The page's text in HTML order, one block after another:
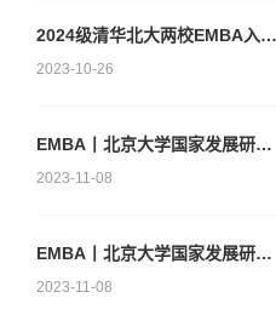
2024级清华北大两校EMBA入学笔试大纲解析+应对策略
2023-10-26
EMBA丨北京大学国家发展研究院高级管理人员工商管理硕士（EMBA）2024年招生简章（留学生）
2023-11-08
EMBA丨北京大学国家发展研究院高级管理人员工商管理硕士（EMBA）2024年招生简章（港澳台）
2023-11-08